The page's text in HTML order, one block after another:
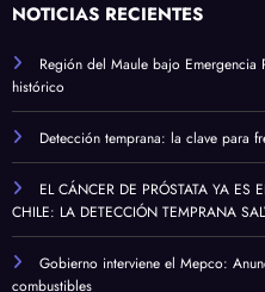
NOTICIAS RECIENTES
Región del Maule bajo Emergencia
histórico
Detección temprana: la clave para
EL CÁNCER DE PRÓSTATA YA
CHILE: LA DETECCIÓN TEMPRANA
Gobierno interviene el Mepco:
combustibles